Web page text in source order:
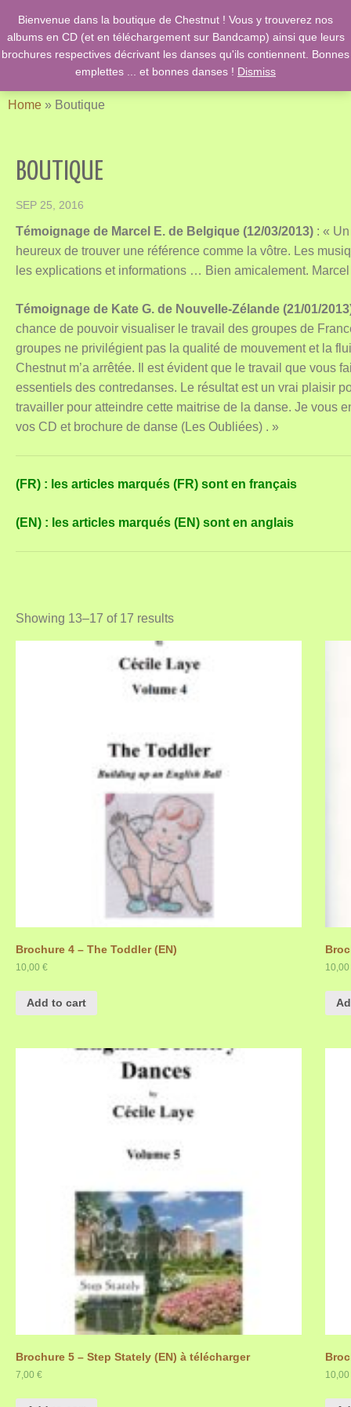
English Country Dancing & Danses anciennes de l'époque des
Stuarts …. et des romans de Jane Austen !
Home » Boutique
BOUTIQUE
SEP 25, 2016
Témoignage de Marcel E. de Belgique (12/03/2013) : «
heureux de trouver une référence comme la vôtre. Les
les explications et informations … Bien amicalement.
Témoignage de Kate G. de Nouvelle-Zélande (21/01/
chance de pouvoir visualiser le travail des groupes de
groupes ne privilégient pas la qualité de mouvement et la
Chestnut m’a arrêtée. Il est évident que le travail que vous
essentiels des contredanses. Le résultat est un vrai plaisir
travailler pour atteindre cette maitrise de la danse. Je vous
vos CD et brochure de danse (Les Oubliées) . »
(FR) : les articles marqués (FR) sont en français
(EN) : les articles marqués (EN) sont en anglais
Showing 13–17 of 17 results
Brochure 4 – The Toddler (EN)
10,00 €
Add to cart
Brochure 5 – Step Stately (EN) à télécharger
7,00 €
Bienvenue dans la boutique de Chestnut ! Vous y trouverez nos
albums en CD (et en téléchargement sur Bandcamp) ainsi que leurs
brochures respectives décrivant les danses qu'ils contiennent. Bonnes
emplettes ... et bonnes danses ! Dismiss